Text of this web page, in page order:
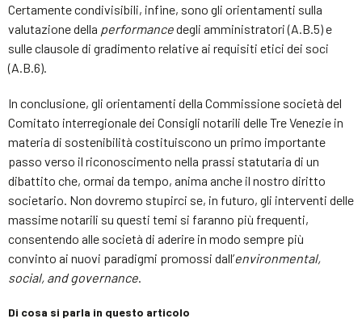
Certamente condivisibili, infine, sono gli orientamenti sulla
valutazione della performancedegli amministratori (A.B.5) e
sulle clausole di gradimento relative ai requisiti etici dei soci
(A.B.6).
In conclusione, gli orientamenti della Commissione società del
Comitato interregionale dei Consigli notarili delle Tre Venezie in
materia di sostenibilità costituiscono un primo importante
passo verso il riconoscimento nella prassi statutaria di un
dibattito che, ormai da tempo, anima anche il nostro diritto
societario. Non dovremo stupirci se, in futuro, gli interventi delle
massime notarili su questi temi si faranno più frequenti,
consentendo alle società di aderire in modo sempre più
convinto ai nuovi paradigmi promossi dall’environmental,
social, and governance
Di cosa si parla in questo articolo